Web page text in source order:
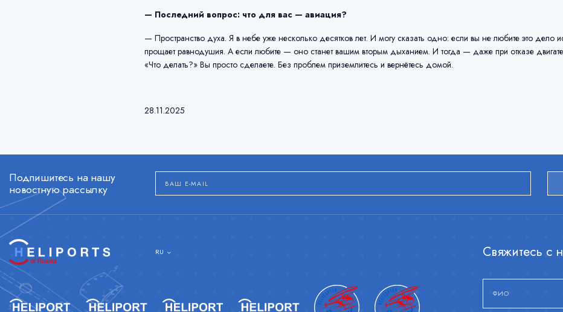
— Последний вопрос: что для вас — авиация?
— Пространство духа. Я в небе уже несколько десятков лет. И могу сказать одно: если вы не любите это
прощает равнодушия. А если любите — оно станет вашим вторым дыханием. И тогда — даже при отказе
«Что делать?» Вы просто сделаете. Без проблем приземлитесь и вернётесь домой.
28.11.2025
Подпишитесь на нашу
новостную рассылку
RU Свяжитесь с